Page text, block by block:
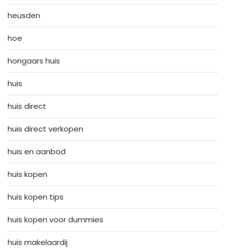
heusden
hoe
hongaars huis
huis
huis direct
huis direct verkopen
huis en aanbod
huis kopen
huis kopen tips
huis kopen voor dummies
huis makelaardij